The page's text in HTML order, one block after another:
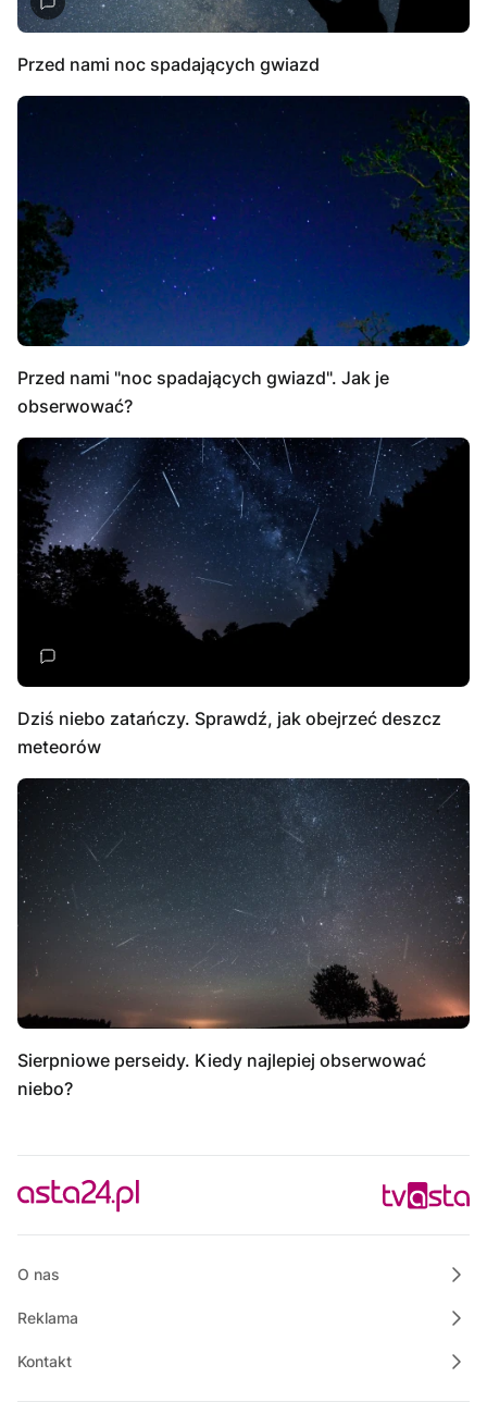
Przed nami noc spadających gwiazd
Przed nami "noc spadających gwiazd". Jak je
obserwować?
Dziś niebo zatańczy. Sprawdź, jak obejrzeć deszcz
meteorów
Sierpniowe perseidy. Kiedy najlepiej obserwować
niebo?
O nas
Reklama
Kontakt